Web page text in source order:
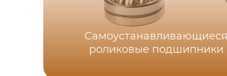
Самоустанавливающиеся
роликовые подшипники